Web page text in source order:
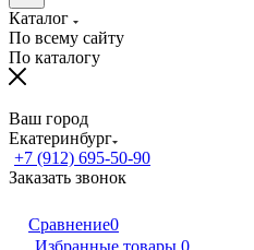
Каталог
По всему сайту
По каталогу
Ваш город
Екатеринбург
+7 (912) 695-50-90
Заказать звонок
Сравнение0
Избранные товары 0